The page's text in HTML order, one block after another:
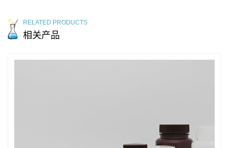
RELATED PRODUCTS
相关产品